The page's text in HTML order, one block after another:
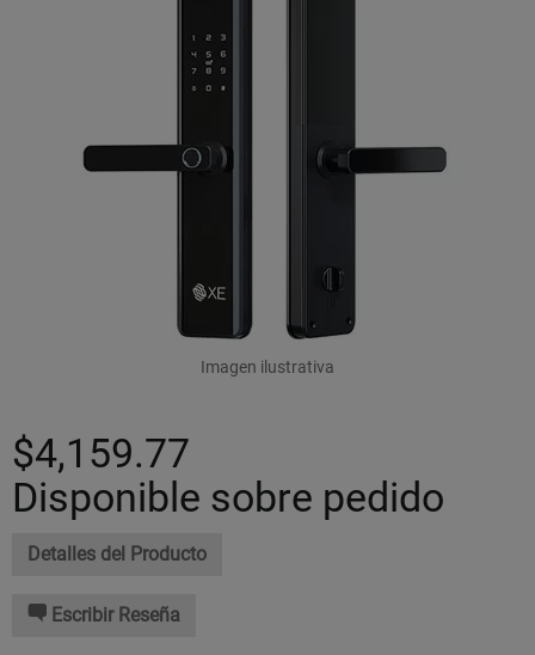
Imagen ilustrativa
$4,159.77
Disponible sobre pedido
Detalles del Producto
Escribir Reseña